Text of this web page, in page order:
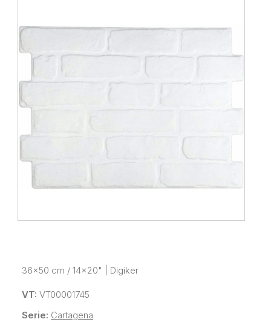
36x50 cm / 14x20" Digiker
VT: VT00001745
Serie: Cartagena